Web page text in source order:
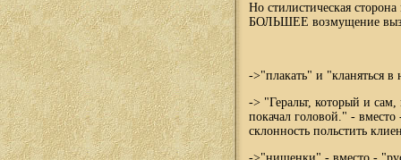
Но стилистическая
БОЛЬШЕЕ возмущение
->"плакать" и "кланяться
-> "Геральт, который и сам,
покачал головой." - вместо
склонность польстить